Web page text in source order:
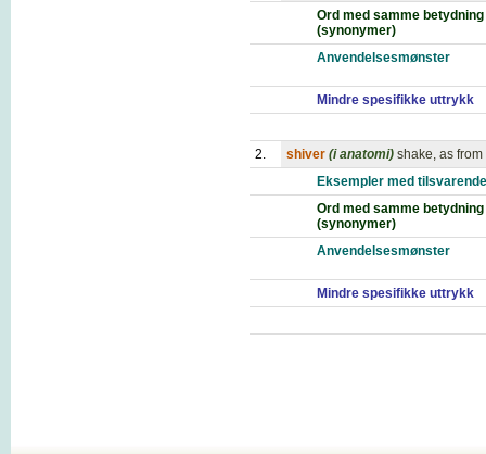
Ord med samme betydning
(synonymer)
Anvendelsesmønster
Mindre spesifikke uttrykk
2. shiver (i anatomi) shake, as from
Eksempler med
Ord med samme betydning
(synonymer)
Anvendelsesmønster
Mindre spesifikke uttrykk